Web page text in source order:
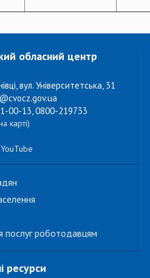
обласний центр
вул. Університетська, 31
00-13, 0800-219733
карті)
YouTube
послуг роботодавцям
ресурси